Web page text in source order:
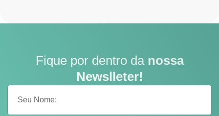
Fique por dentro da nossa
Newslleter!